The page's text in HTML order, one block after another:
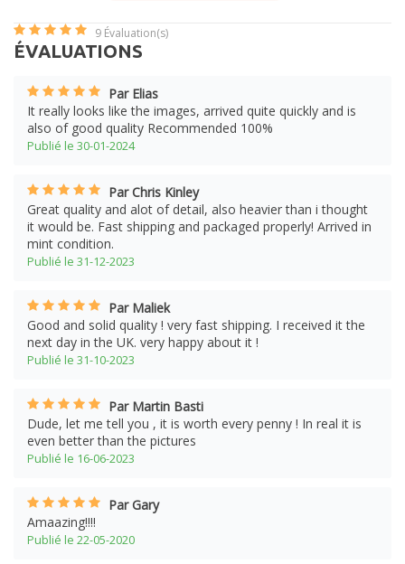
9 Évaluation(s)
ÉVALUATIONS
Par Elias
It really looks like the images, arrived quite quickly and is
also of good quality Recommended 100%
Publié le 30-01-2024
Par Chris Kinley
Great quality and alot of detail, also heavier than i thought
it would be. Fast shipping and packaged properly! Arrived in
mint condition.
Publié le 31-12-2023
Par Maliek
Good and solid quality ! very fast shipping. I received it the
next day in the UK. very happy about it !
Publié le 31-10-2023
Par Martin Basti
Dude, let me tell you , it is worth every penny ! In real it is
even better than the pictures
Publié le 16-06-2023
Par Gary
Amaazing!!!!
Publié le 22-05-2020